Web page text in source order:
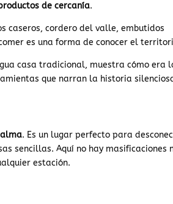
de cercanía.
caseros, cordero del valle, embutidos
es una forma de conocer el
casa tradicional, muestra cómo era
que narran la historia
. Es un lugar perfecto para
sencillas. Aquí no hay masificaciones
estación.